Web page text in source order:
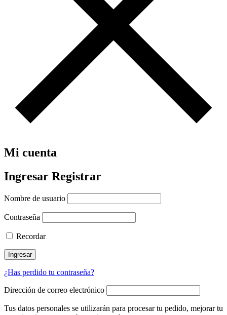
Mi cuenta
Ingresar Registrar
Nombre de usuario
Contraseña
Recordar
Ingresar
¿Has perdido tu contraseña?
Dirección de correo electrónico
Tus datos personales se utilizarán para procesar tu pedido, mejorar tu